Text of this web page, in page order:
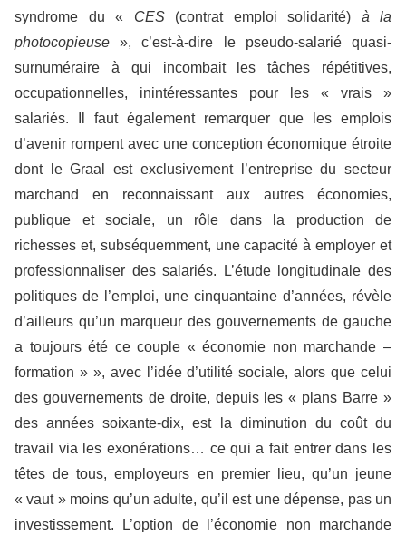
syndrome du « CES(contrat emploi solidarité) à la
photocopieuse», c’est-à-dire le pseudo-salarié quasi-
surnuméraire à qui incombait les tâches répétitives,
occupationnelles, inintéressantes pour les « vrais »
salariés. Il faut également remarquer que les emplois
d’avenir rompent avec une conception économique étroite
dont le Graal est exclusivement l’entreprise du secteur
marchand en reconnaissant aux autres économies,
publique et sociale, un rôle dans la production de
richesses et, subséquemment, une capacité à employer et
professionnaliser des salariés. L’étude longitudinale des
politiques de l’emploi, une cinquantaine d’années, révèle
d’ailleurs qu’un marqueur des gouvernements de gauche
a toujours été ce couple « économie non marchande –
formation » », avec l’idée d’utilité sociale, alors que celui
des gouvernements de droite, depuis les « plans Barre »
des années soixante-dix, est la diminution du coût du
travail via les exonérations… ce qui a fait entrer dans les
têtes de tous, employeurs en premier lieu, qu’un jeune
« vaut » moins qu’un adulte, qu’il est une dépense, pas un
investissement. L’option de l’économie non marchande